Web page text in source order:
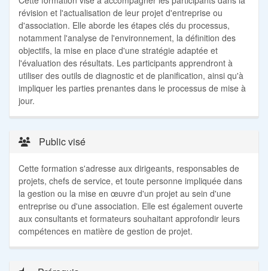
révision et l'actualisation de leur projet d'entreprise ou
d'association. Elle aborde les étapes clés du processus,
notamment l'analyse de l'environnement, la définition des
objectifs, la mise en place d'une stratégie adaptée et
l'évaluation des résultats. Les participants apprendront à
utiliser des outils de diagnostic et de planification, ainsi qu'à
impliquer les parties prenantes dans le processus de mise à
jour.
Public visé
Cette formation s'adresse aux dirigeants, responsables de
projets, chefs de service, et toute personne impliquée dans
la gestion ou la mise en œuvre d'un projet au sein d'une
entreprise ou d'une association. Elle est également ouverte
aux consultants et formateurs souhaitant approfondir leurs
compétences en matière de gestion de projet.